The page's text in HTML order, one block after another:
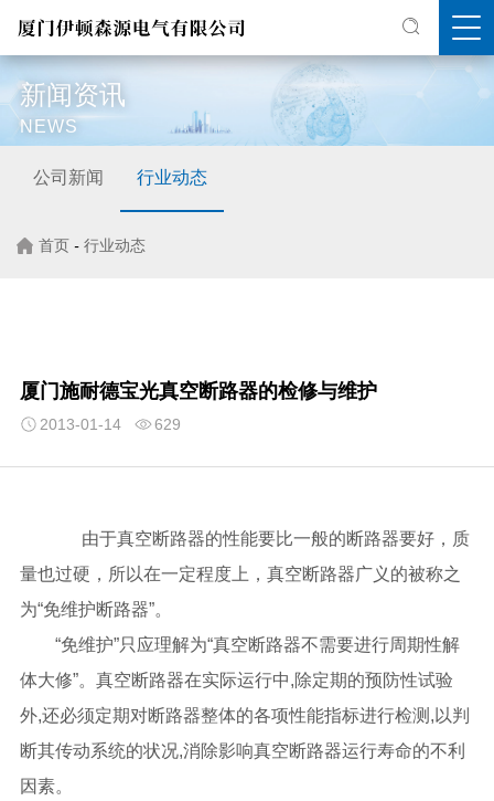
新闻资讯
NEWS
公司新闻 行业动态
首页 - 行业动态
厦门施耐德宝光真空断路器的检修与维护
2013-01-14 629
由于真空断路器的性能要比一般的断路器要好，质
量也过硬，所以在一定程度上，真空断路器广义的被称之
为“免维护断路器”。
“免维护”只应理解为“真空断路器不需要进行周期性解
体大修”。真空断路器在实际运行中,除定期的预防性试验
外,还必须定期对断路器整体的各项性能指标进行检测,以判
断其传动系统的状况,消除影响真空断路器运行寿命的不利
因素。